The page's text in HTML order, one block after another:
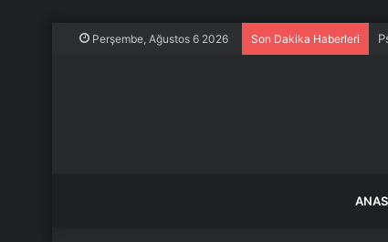
Perşembe, Ağustos 6 2026 Son Dakika Haberleri